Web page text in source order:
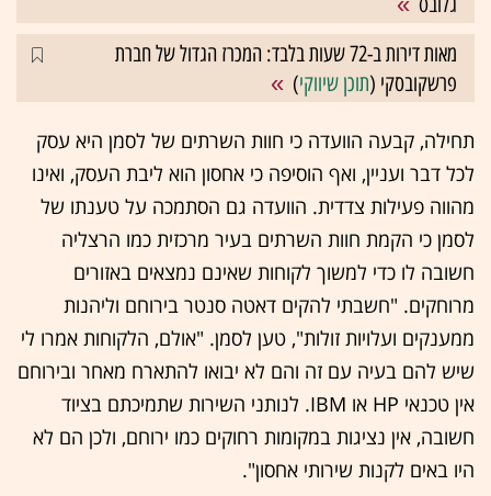
מאות דירות ב-72 שעות בלבד: המכרז הגדול של חברת
פרשקובסקי (תוכן שיווקי)
תחילה, קבעה הוועדה כי חוות השרתים של לסמן היא עסק
לכל דבר ועניין, ואף הוסיפה כי אחסון הוא ליבת העסק, ואינו
מהווה פעילות צדדית. הוועדה גם הסתמכה על טענתו של
לסמן כי הקמת חוות השרתים בעיר מרכזית כמו הרצליה
חשובה לו כדי למשוך לקוחות שאינם נמצאים באזורים
מרוחקים. "חשבתי להקים דאטה סנטר בירוחם וליהנות
ממענקים ועלויות זולות", טען לסמן. "אולם, הלקוחות אמרו לי
שיש להם בעיה עם זה והם לא יבואו להתארח מאחר ובירוחם
אין טכנאי HP או IBM. לנותני השירות שתמיכתם בציוד
חשובה, אין נציגות במקומות רחוקים כמו ירוחם, ולכן הם לא
היו באים לקנות שירותי אחסון".